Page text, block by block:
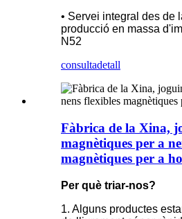
• Servei integral des de
producció en massa
N52
consultadetall
Fàbrica de la Xina,
magnètiques per a
magnètiques per a
Per què triar-nos?
1. Alguns productes